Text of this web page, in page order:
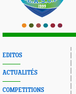
EDITOS
ACTUALITÉS
COMPETITIONS